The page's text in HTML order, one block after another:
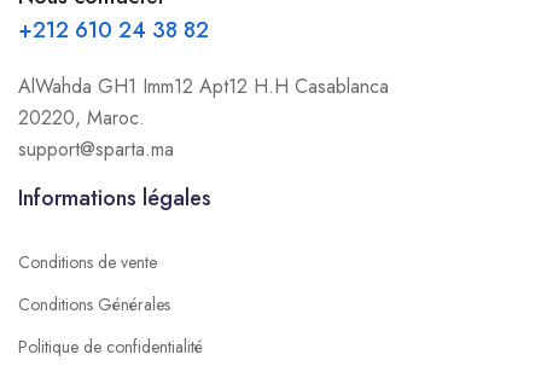
+212 610 24 38 82
AlWahda GH1 Imm12 Apt12 H.H Casablanca
20220, Maroc.
support@sparta.ma
Informations légales
Conditions de vente
Conditions Générales
Politique de confidentialité